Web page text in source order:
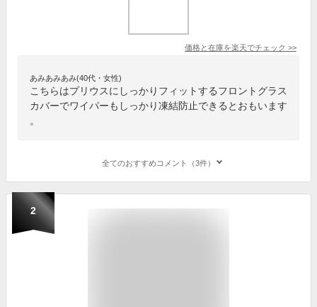
価格と在庫を楽天でチェック >>
あみあみあみ(40代・女性)
こちらはプリウスにしっかりフィットするフロントグラス
カバーでワイパーもしっかり凍結防止できるとおもいます
。
全てのおすすめコメント（3件）
2